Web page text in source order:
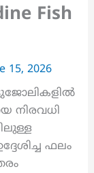
Fish
15, 2026
നിരവധി
ഫലം